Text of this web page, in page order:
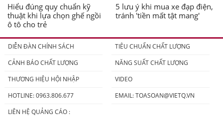
Hiểu đúng quy chuẩn kỹ
thuật khi lựa chọn ghế ngồi
ô tô cho trẻ
5 lưu ý khi mua xe đạp điện,
tránh 'tiền mất tật mang'
DIỄN ĐÀN CHÍNH SÁCH
TIÊU CHUẨN CHẤT LƯỢNG
CẢNH BÁO CHẤT LƯỢNG
NĂNG SUẤT CHẤT LƯỢNG
THƯƠNG HIỆU HỘI NHẬP
VIDEO
HOTLINE: 0963.806.677
EMAIL:TOASOAN@VIETQ.VN
LIÊN HỆ QUẢNG CÁO :